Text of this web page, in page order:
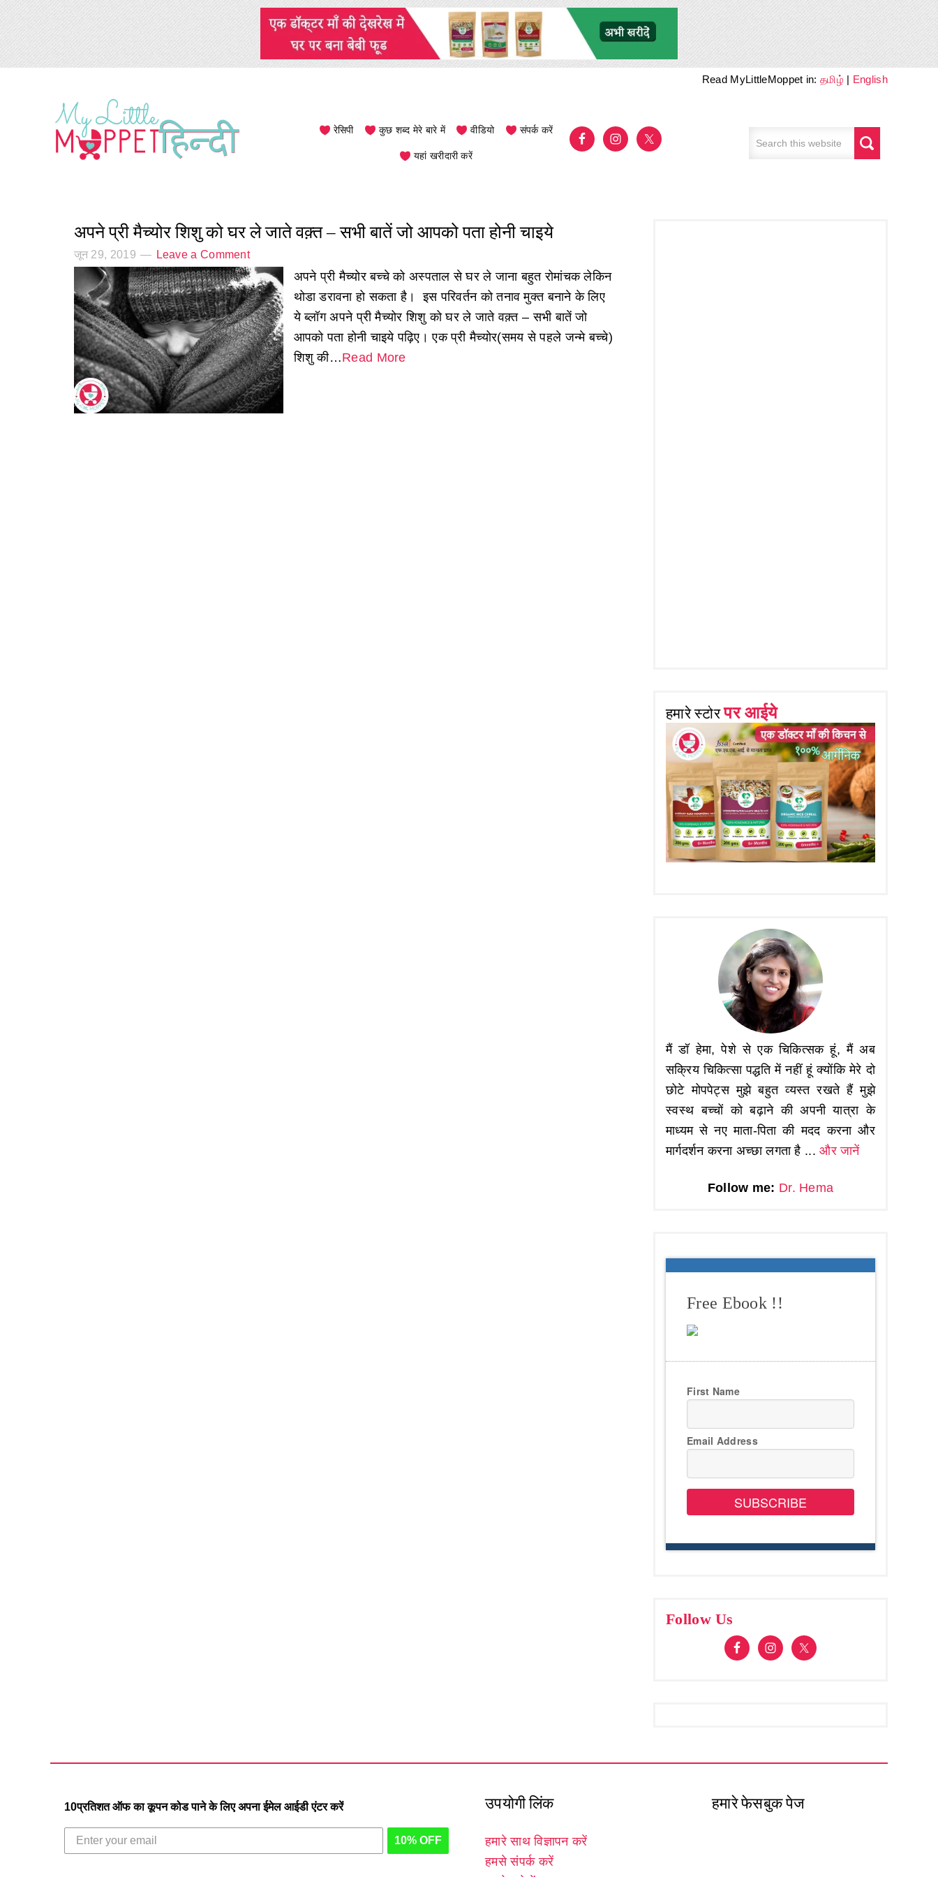
Read MyLittleMoppet in:தமிழ் | English
रेसिपी कुछ शब्द मेरे बारे में वीडियो संपर्क करें
यहां खरीदारी करें
अपने प्री मैच्योर शिशु को घर ले जाते वक़्त – सभी बातें जो आपको पता होनी चाइये
जून 29, 2019 Leave a Comment
अपने प्री मैच्योर बच्चे को अस्पताल से घर ले जाना बहुत रोमांचक लेकिन
थोडा डरावना हो सकता है। इस परिवर्तन को तनाव मुक्त बनाने के लिए
ये ब्लॉग अपने प्री मैच्योर शिशु को घर ले जाते वक़्त – सभी बातें जो
आपको पता होनी चाइये पढ़िए। एक प्री मैच्योर(समय से पहले जन्मे बच्चे)
शिशु की…Read More
हमारे स्टोरपर आईये
मैं डॉ हेमा, पेशे से एक चिकित्सक हूं, मैं अब
सक्रिय चिकित्सा पद्धति में नहीं हूं क्योंकि मेरे दो
छोटे मोपपेट्स मुझे बहुत व्यस्त रखते हैं मुझे
स्वस्थ बच्चों को बढ़ाने की अपनी यात्रा के
माध्यम से नए माता-पिता की मदद करना और
मार्गदर्शन करना अच्छा लगता है ...और जानें
Follow me: Dr. Hema
Free Ebook !!
First Name
Email Address
SUBSCRIBE
Follow Us
10प्रतिशत ऑफ का कूपन कोड पाने के लिए अपना ईमेल आईडी एंटर करें
10% OFF
उपयोगी लिंक
हमारे साथ विज्ञापन करें
हमसे संपर्क करें
हमारे फेसबुक पेज